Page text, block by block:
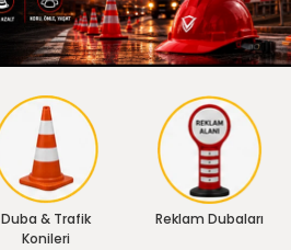
Duba & Trafik
Konileri
Reklam Dubaları